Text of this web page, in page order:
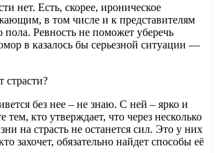
нет. Есть, скорее, ироническое
в том числе и к представителям
Ревность не поможет уберечь
в казалось бы серьезной ситуации —
страсти?
без нее – не знаю. С ней – ярко и
тем, кто утверждает, что через несколько
на страсть не останется сил. Это у них
захочет, обязательно найдет способы её